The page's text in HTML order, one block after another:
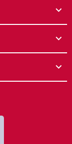
expand_more
expand_more
expand_more